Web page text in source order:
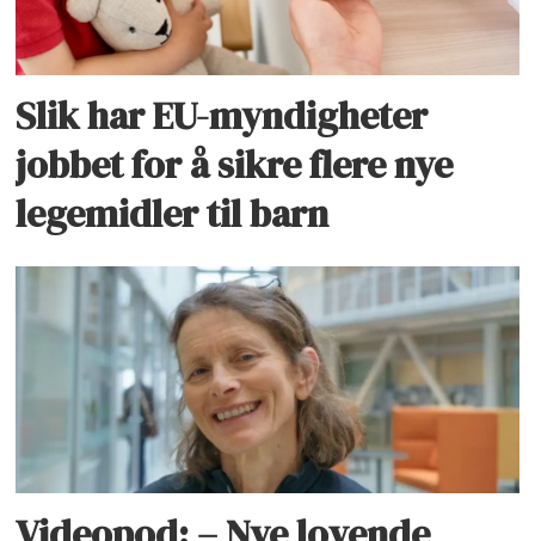
Slik har EU-myndigheter
jobbet for å sikre flere nye
legemidler til barn